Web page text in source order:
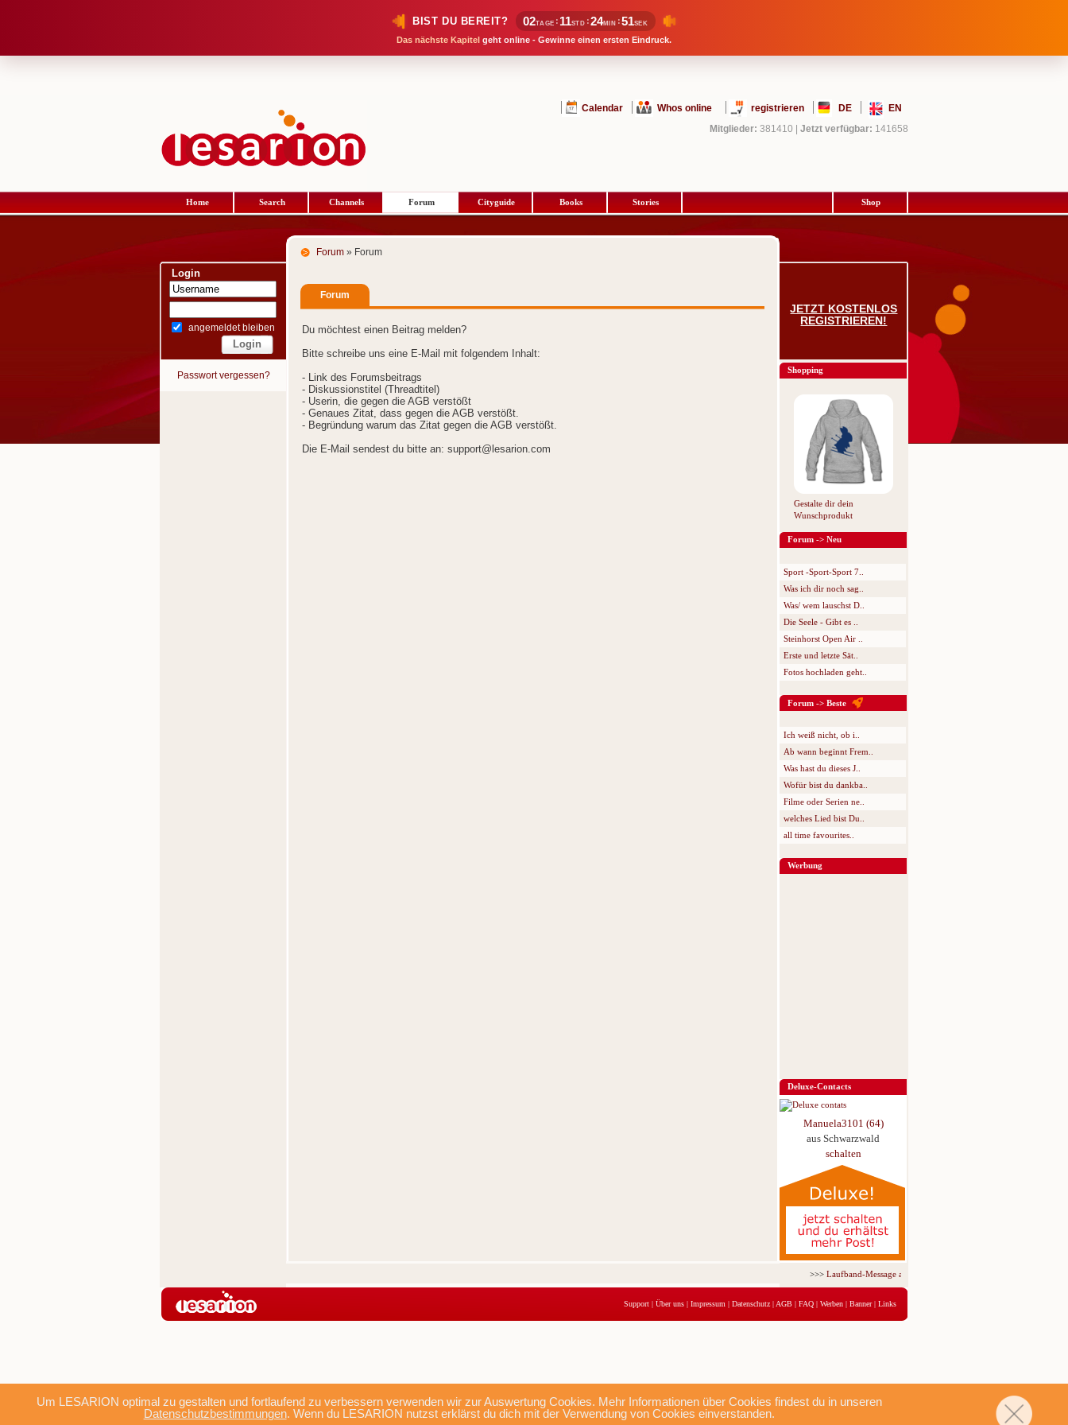
BIST DU BEREIT? 02TAGE : 11STD :24MIN :51SEK
Das nächste Kapitel geht online - Gewinne einen ersten Eindruck.
Um LESARION optimal zu gestalten und fortlaufend zu verbessern verwenden wir zur Auswertung Cookies. Mehr Informationen über Cookies findest du in unseren
Datenschutzbestimmungen. Wenn du LESARION nutzst erklärst du dich mit der Verwendung von Cookies einverstanden.
Calendar Whos online registrieren DE
EN
Mitglieder: 381410 Jetzt verfügbar: 141658
Home Search Channels Forum Cityguide Books Stories Shop
Login
angemeldet bleiben
Passwort vergessen?
Forum » Forum
Forum
Du möchtest einen Beitrag melden?
Bitte schreibe uns eine E-Mail mit folgendem Inhalt:
- Link des Forumsbeitrags
- Diskussionstitel (Threadtitel)
- Userin, die gegen die AGB verstößt
- Genaues Zitat, dass gegen die AGB verstößt.
- Begründung warum das Zitat gegen die AGB verstößt.
Die E-Mail sendest du bitte an: support@lesarion.com
JETZT KOSTENLOS
REGISTRIEREN!
Shopping
Gestalte dir dein
Wunschprodukt
Forum -> Neu
Sport -Sport-Sport 7..
Was ich dir noch sag..
Was/ wem lauschst D..
Die Seele - Gibt es ..
Steinhorst Open Air ..
Erste und letzte Sät..
Fotos hochladen geht..
Forum -> Beste
Ich weiß nicht, ob i..
Ab wann beginnt Frem..
Was hast du dieses J..
Wofür bist du dankba..
Filme oder Serien ne..
welches Lied bist Du..
all time favourites..
Werbung
Deluxe-Contacts
Manuela3101 (64)
aus Schwarzwald
schalten
>>>Laufband-Message ab nur 5,95 € für 3 Tage!
Support | Über uns | Impressum | Datenschutz | AGB | FAQ | Werben | Banner| Links